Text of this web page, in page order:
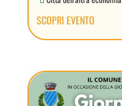
SCOPRI EVENTO